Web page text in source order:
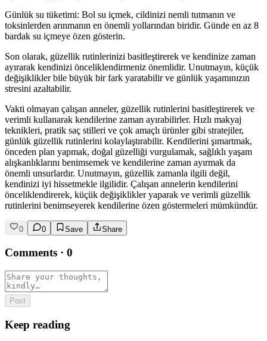
Günlük su tüketimi: Bol su içmek, cildinizi nemli tutmanın ve
toksinlerden arınmanın en önemli yollarından biridir. Günde en az 8
bardak su içmeye özen gösterin.
Son olarak, güzellik rutinlerinizi basitleştirerek ve kendinize zaman
ayırarak kendinizi önceliklendirmeniz önemlidir. Unutmayın, küçük
değişiklikler bile büyük bir fark yaratabilir ve günlük yaşamınızın
stresini azaltabilir.
Vakti olmayan çalışan anneler, güzellik rutinlerini basitleştirerek ve
verimli kullanarak kendilerine zaman ayırabilirler. Hızlı makyaj
teknikleri, pratik saç stilleri ve çok amaçlı ürünler gibi stratejiler,
günlük güzellik rutinlerini kolaylaştırabilir. Kendilerini şımartmak,
önceden plan yapmak, doğal güzelliği vurgulamak, sağlıklı yaşam
alışkanlıklarını benimsemek ve kendilerine zaman ayırmak da
önemli unsurlardır. Unutmayın, güzellik zamanla ilgili değil,
kendinizi iyi hissetmekle ilgilidir. Çalışan annelerin kendilerini
önceliklendirerek, küçük değişiklikler yaparak ve verimli güzellik
rutinlerini benimseyerek kendilerine özen göstermeleri mümkündür.
0 0 Save Share
Comments · 0
Post
Keep reading